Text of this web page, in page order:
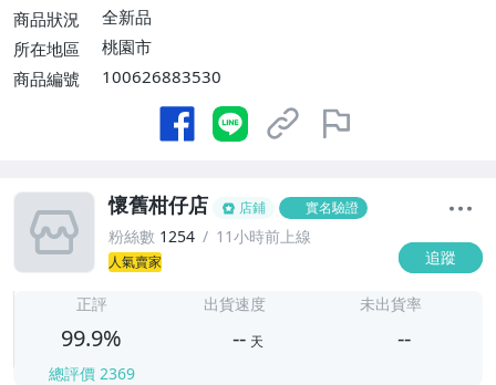
商品狀況
全新品
所在地區
桃園市
商品編號
100626883530
懷舊柑仔店 店鋪 實名驗證
粉絲數 1254 11小時前上線
人氣賣家 追蹤
正評
99.9%
總評價 2369
出貨速度
-- 天
未出貨率
--